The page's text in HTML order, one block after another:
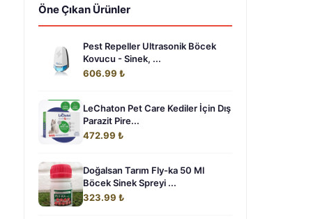
Öne Çıkan Ürünler
Pest Repeller Ultrasonik Böcek
Kovucu - Sinek, ...
606.99 ₺
LeChaton Pet Care Kediler İçin Dış
Parazit Pire...
472.99 ₺
Doğalsan Tarım Fly-ka 50 Ml
Böcek Sinek Spreyi ...
323.99 ₺